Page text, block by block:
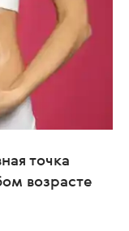
точка
возрасте